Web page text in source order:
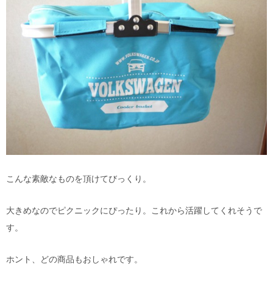
こんな素敵なものを頂けてびっくり。
大きめなのでピクニックにぴったり。これから活躍してくれそうで
す。
ホント、どの商品もおしゃれです。